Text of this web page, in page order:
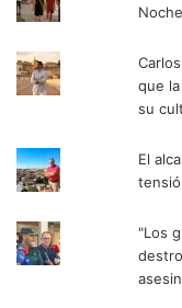
que
su
El
"Los